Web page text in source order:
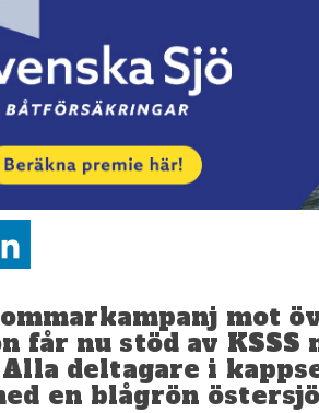
mot
får nu stöd av
deltagare i
en blågrön